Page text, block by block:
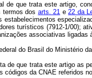
de que trata este artigo,
termos dos arts. 21 e22 da
turísticos (7912-1/00);
associativas
do Brasil do
de que trata este artigo as
códigos da CNAE referidos